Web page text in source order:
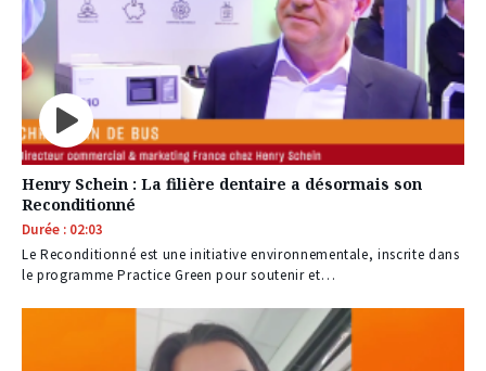
Henry Schein : La filière dentaire a désormais son
Reconditionné
Durée : 02:03
Le Reconditionné est une initiative environnementale, inscrite dans
le programme Practice Green pour soutenir et…